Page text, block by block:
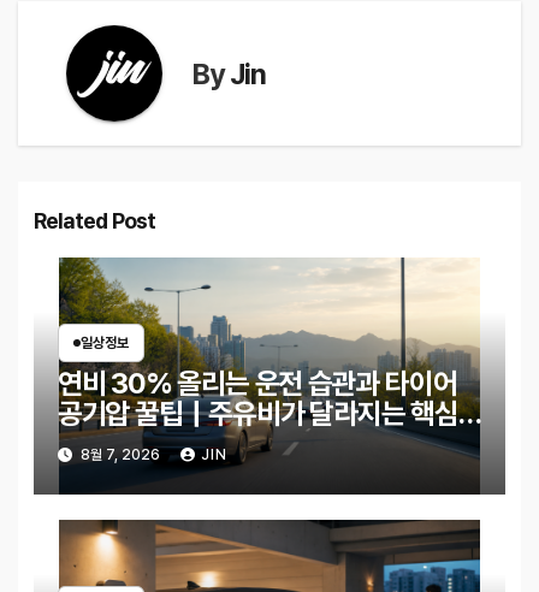
ByJin
Related Post
일상정보
연비 30% 올리는 운전 습관과 타이어
공기압 꿀팁｜주유비가 달라지는 핵심
은?8월 7, 2026 JIN